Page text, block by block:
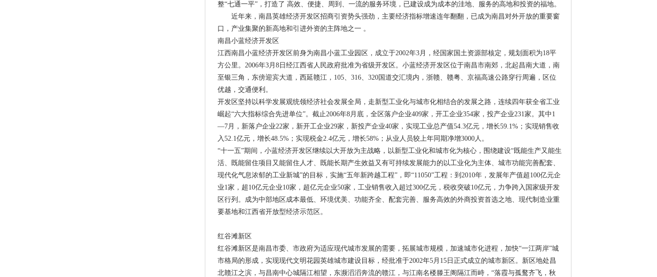
整“七通一平”，打造了 高效、便捷、周到、一流的服务环境，已建设成为成本的洼地、服务的高地和投资的福地。
近年来，南昌英雄经济开发区招商引资势头强劲，主要经济指标增速连年翻翻，已成为南昌对外开放的重要窗
口，产业集聚的新高地和引进外资的主阵地之一 。
南昌小蓝经济开发区
江西南昌小蓝经济开发区前身为南昌小蓝工业园区，成立于2002年3月，经国家国土资源部核定，规划面积为18平
方公里。2006年3月8日经江西省人民政府批准为省级开发区。小蓝经济开发区位于南昌市南郊，北起昌南大道，南
至银三角，东傍迎宾大道，西延赣江，105、316、320国道交汇境内，浙赣、赣粤、京福高速公路穿行周遍，区位
优越，交通便利。
开发区坚持以科学发展观统领经济社会发展全局，走新型工业化与城市化相结合的发展之路，连续四年获全省工业
崛起“六大指标综合先进单位”。截止2006年8月底，全区落户企业409家，开工企业354家，投产企业231家。其中1
—7月，新落户企业22家，新开工企业29家，新投产企业40家，实现工业总产值54.3亿元，增长59.1%；实现销售收
入52.1亿元，增长48.5%；实现税金2.4亿元，增长58%；从业人员较上年同期净增3000人。
“十一五”期间，小蓝经济开发区继续以大开放为主战略，以新型工业化和城市化为核心，围绕建设“既能生产又能生
活、既能留住项目又能留住人才、既能长期产生效益又有可持续发展能力的以工业化为主体、城市功能完善配套、
现代化气息浓郁的工业新城”的目标，实施“五年新跨越工程”，即“11050”工程：到2010年，发展年产值超100亿元企
业1家，超10亿元企业10家，超亿元企业50家，工业销售收入超过300亿元，税收突破10亿元，力争跨入国家级开发
区行列。成为中部地区成本最低、环境优美、功能齐全、配套完善、服务高效的外商投资首选之地、现代制造业重
要基地和江西省开放型经济示范区。
红谷滩新区
红谷滩新区是南昌市委、市政府为适应现代城市发展的需要，拓展城市规模，加速城市化进程，加快“一江两岸”城
市格局的形成，实现现代文明花园英雄城市建设目标，经批准于2002年5月15日正式成立的城市新区。新区地处昌
北赣江之滨，与昌南中心城隔江相望，东濒滔滔奔流的赣江，与江南名楼滕王阁隔江而峙，“落霞与孤鹜齐飞，秋